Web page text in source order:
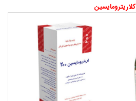
کلاریترومایسین